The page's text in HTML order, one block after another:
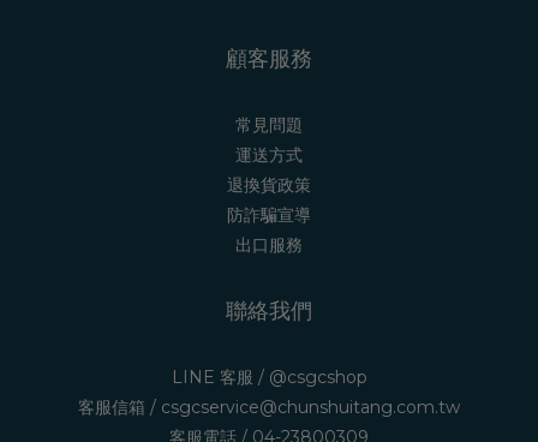
顧客服務
常見問題
運送方式
退換貨政策
防詐騙宣導
出口服務
聯絡我們
LINE 客服 / @csgcshop
客服信箱 / csgcservice@chunshuitang.com.tw
客服電話 / 04-23800309